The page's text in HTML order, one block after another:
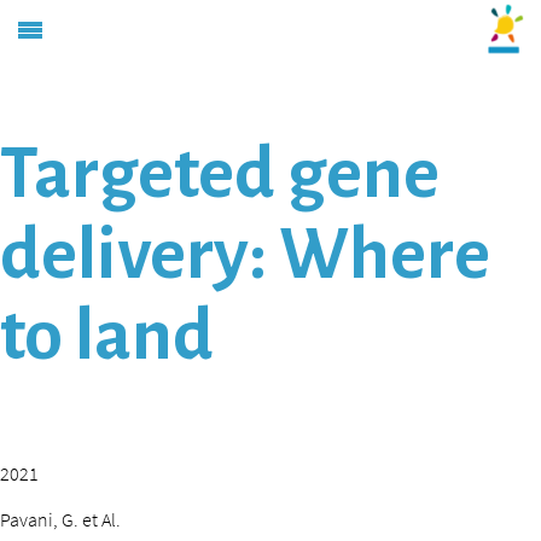
Targeted gene
delivery: Where
to land
2021
Pavani, G. et Al.